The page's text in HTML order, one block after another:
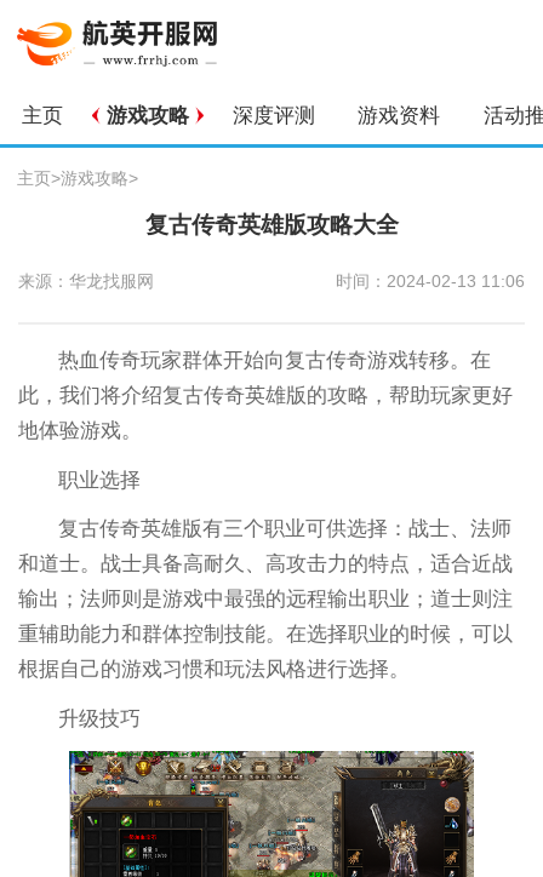
主页 游戏攻略 深度评测 游戏资料 活动
主页>游戏攻略>
复古传奇英雄版攻略大全
来源：华龙找服网 时间：2024-02-13 11:06
热血传奇玩家群体开始向复古传奇游戏转移。在
此，我们将介绍复古传奇英雄版的攻略，帮助玩家更好
地体验游戏。
职业选择
复古传奇英雄版有三个职业可供选择：战士、法师
和道士。战士具备高耐久、高攻击力的特点，适合近战
输出；法师则是游戏中最强的远程输出职业；道士则注
重辅助能力和群体控制技能。在选择职业的时候，可以
根据自己的游戏习惯和玩法风格进行选择。
升级技巧